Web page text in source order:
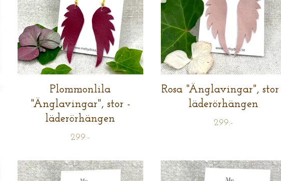
Plommonlila
"Änglavingar", stor -
läderörhängen
299:-
Rosa "Änglavingar", stor
läderörhängen
299:-